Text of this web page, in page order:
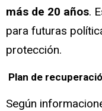
más de 20 años.
para futuras
protección.
Plan de
Según